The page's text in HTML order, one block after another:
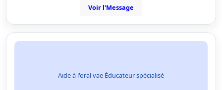
Voir l'Message
Aide à l'oral vae Éducateur spécialisé